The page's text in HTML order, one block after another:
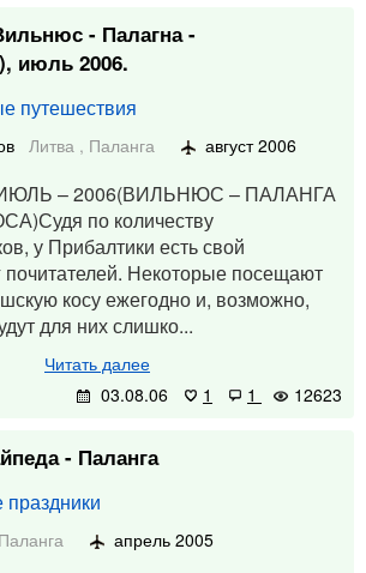
- Палагна -
июль 2006.
путешествия
Литва , Паланга август 2006
– 2006(ВИЛЬНЮС – ПАЛАНГА
по количеству
у Прибалтики есть свой
почитателей. Некоторые посещают
косу ежегодно и, возможно,
для них слишко...
Читать далее
03.08.06
1 1 12623
- Паланга
Паланга апрель 2005